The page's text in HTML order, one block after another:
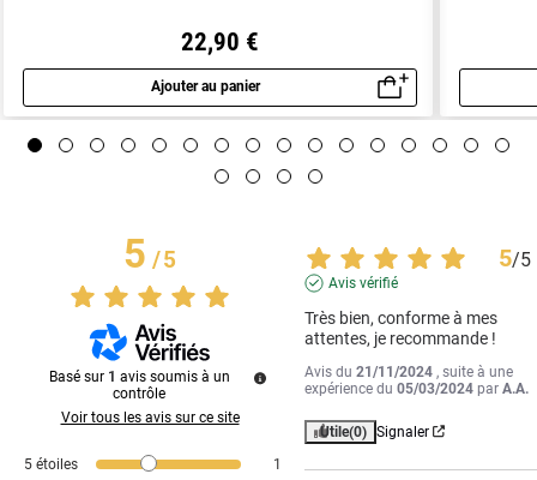
22,90 €
Ajouter au panier
Aperçu rapide
5/5
Basé sur 1 avis soumis à un
contrôle
Voir tous les avis sur ce site
5 étoiles
1
5/5
Avis vérifié
Très bien, conforme à mes
attentes, je recommande !
Avis du21/11/2024 , suite à une
expérience du05/03/2024 parA.A.
Utile(0) Signaler